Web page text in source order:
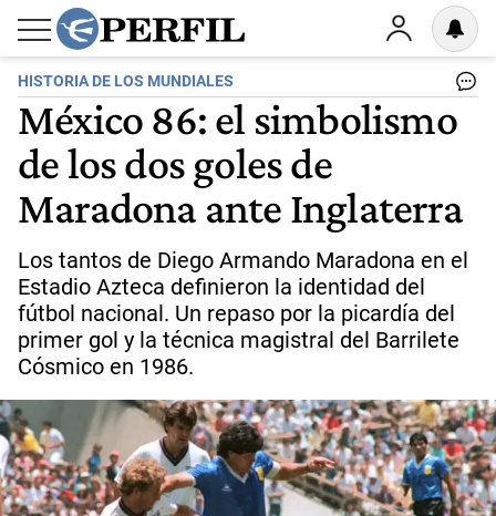
HISTORIA DE LOS MUNDIALES
México 86: el simbolismo
de los dos goles de
Maradona ante Inglaterra
Los tantos de Diego Armando Maradona en el
Estadio Azteca definieron la identidad del
fútbol nacional. Un repaso por la picardía del
primer gol y la técnica magistral del Barrilete
Cósmico en 1986.